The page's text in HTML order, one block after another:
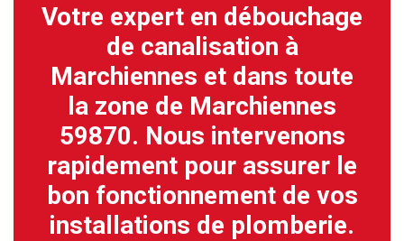
Votre expert en débouchage
de canalisation à
Marchiennes et dans toute
la zone de Marchiennes
59870. Nous intervenons
rapidement pour assurer le
bon fonctionnement de vos
installations de plomberie.